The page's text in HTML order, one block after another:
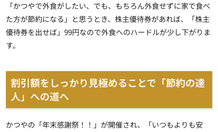
「かつやで外食がしたい、でも、もちろん外食せずに家で食べ
た方が節約になる」と思うとき、株主優待券があれば、「株主
優待券を出せば」99円なので外食へのハードルが少し下がりま
す。
割引額をしっかり見極めることで「節約の達
人」への道へ
かつやの「年末感謝祭！！」が開催され、「いつもよりも安